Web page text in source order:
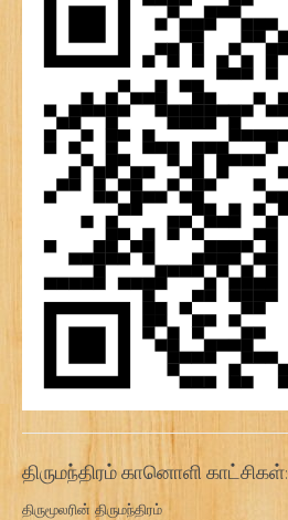
திருமந்திரம் கானொளி காட்சிகள்:
திருமூலரின் திருமந்திரம்